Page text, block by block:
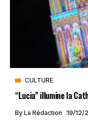
CULTURE
“Lucia” illumine la
By La Rédaction 19/12/